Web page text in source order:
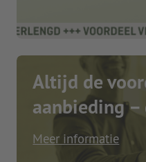
Altijd de
aanbieding –
Meer informatie